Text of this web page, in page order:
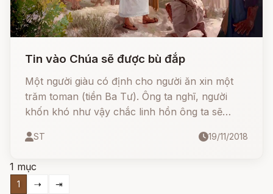
mặc giản dị và không có nhiều tiền rủng rẻng
trong túi, người giàu lắc đầu nói:
Tin vào Chúa sẽ được bù đắp
Một người giàu có định cho người ăn xin một
trăm toman (tiền Ba Tư). Ông ta nghĩ, người
khốn khó như vậy chắc linh hồn ông ta sẽ
ST 19/11/2018
1 mục
1 ⇢ ⇥